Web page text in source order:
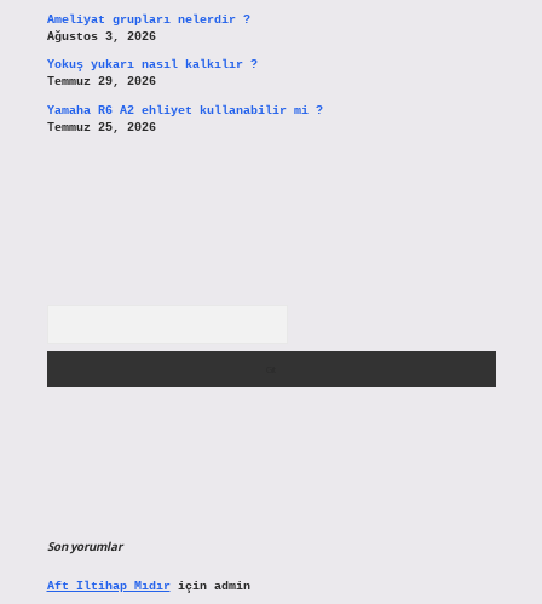
Ameliyat grupları nelerdir ?
Ağustos 3, 2026
Yokuş yukarı nasıl kalkılır ?
Temmuz 29, 2026
Yamaha R6 A2 ehliyet kullanabilir mi ?
Temmuz 25, 2026
Son yorumlar
Aft Iltihap Mıdıriçin admin